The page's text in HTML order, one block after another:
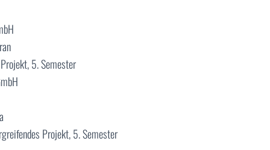
5. Semester
Projekt, 5. Semester